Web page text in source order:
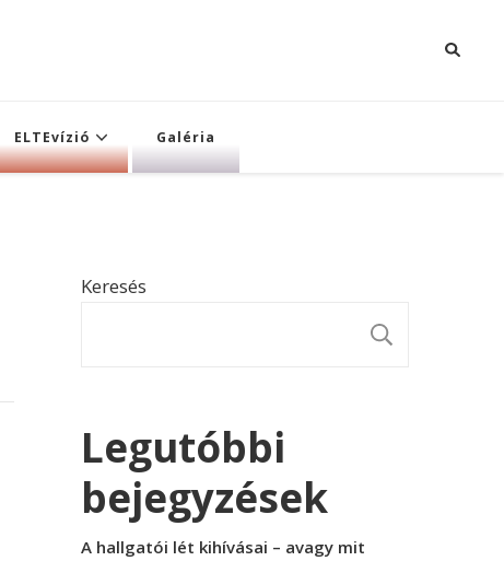
ELTEvízió Galéria
Keresés
Legutóbbi
bejegyzések
A hallgatói lét kihívásai – avagy mit